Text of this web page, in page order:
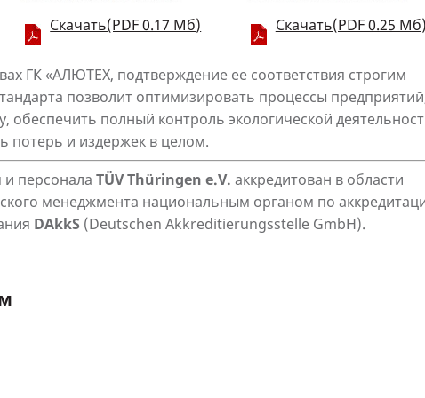
Скачать(PDF 0.17 Мб) Скачать(PDF 0.25 Мб)
ГК «АЛЮТЕХ, подтверждение ее соответствия строгим
позволит оптимизировать процессы
полный контроль экологической
потерь и издержек в целом.
персонала TÜV Thüringen e.V. аккредитован в области
менеджмента национальным органом по
DAkkS (Deutschen Akkreditierungsstelle GmbH).